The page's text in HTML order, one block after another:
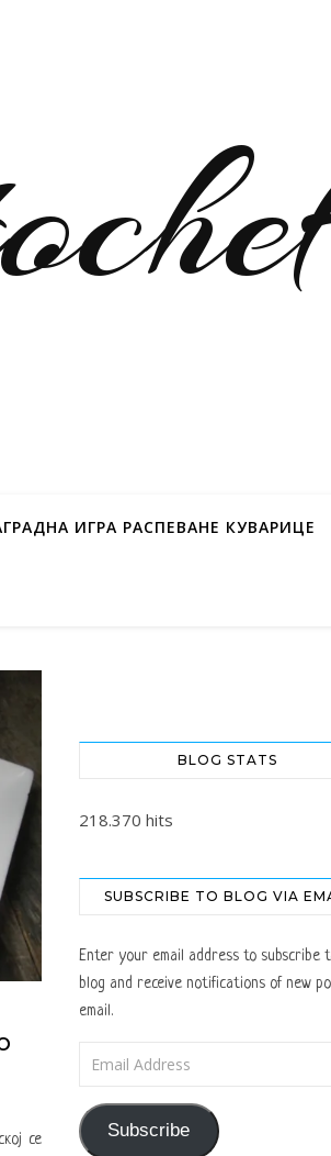
ИГРА РАСПЕВАНЕ КУВАРИЦЕ
се
BLOG STATS
218.370 hits
SUBSCRIBE TO BLOG VIA
Enter your email address to subscribe
blog and receive notifications of new
email.
Subscribe